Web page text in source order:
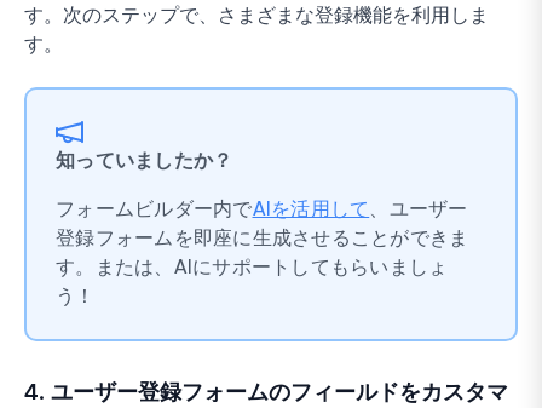
す。次のステップで、さまざまな登録機能を利用しま
す。
知っていましたか？
フォームビルダー内でAIを活用して 、ユーザー
登録フォームを即座に生成させることができま
す。または、AIにサポートしてもらいましょ
う！
4. ユーザー登録フォームのフィールドをカスタマ